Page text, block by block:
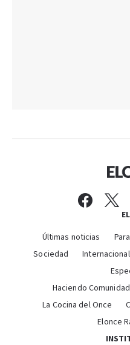
Últimas noticias
Sociedad
Haciendo Comunidad
La Cocina del Once
Elonce